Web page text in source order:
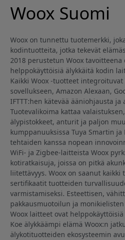
Woox Suomi
Woox on tunnettu tuotemerkki,
kodintuotteita, jotka tekevät
2018 perustetun Woox
helppokäyttöisiä älykkäitä kodin
Kaikki Woox -tuotteet integroituvat
sovellukseen, Amazon Alexaan,
IFTTT:hen kätevää ääniohjausta
Tuotevalikoima kattaa
älypistokkeet, anturit ja paljon
kumppanuuksissa Tuya Smartin
tehtaiden kanssa nopean
WiFi- ja Zigbee-laitteista Woox
kotiratkaisuja, joissa on pitkä
liitettävyys. Woox on saanut
sertifikaatit tuotteiden
varmistamiseksi. Esteettisen,
pakkausmuotoilun ja
Woox laitteet ovat
Koe älykkäämpi elämä Woox:n
älykotituotteiden ekosysteemin